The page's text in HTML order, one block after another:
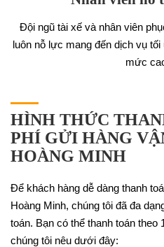
Đội ngũ tài xế và nhân viên
luôn nỗ lực mang đến dịch vụ
mức
HÌNH THỨC
PHÍ GỬI HÀNG
HOÀNG MINH
Để khách hàng dễ dàng thanh
Hoàng Minh, chúng tôi đã đa
toán. Bạn có thể thanh toán
chúng tôi nêu dưới đây: